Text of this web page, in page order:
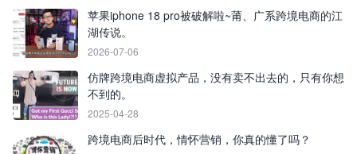
苹果iphone 18 pro被破解啦~莆、广系跨境电商的江
湖传说。
2026-07-06
仿牌跨境电商虚拟产品，没有卖不出去的，只有你想
不到的。
2025-04-28
跨境电商后时代，情怀营销，你真的懂了吗？